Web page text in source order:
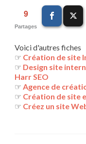
9
Partages
Voici d'autres fiches
☞ Création de site
☞ Design site
Harr SEO
☞ Agence de
☞ Création de site
☞ Créez un site